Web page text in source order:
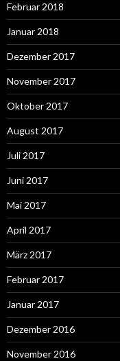
Februar 2018
Januar 2018
Dezember 2017
November 2017
Oktober 2017
August 2017
Juli 2017
Juni 2017
Mai 2017
April 2017
März 2017
Februar 2017
Januar 2017
Dezember 2016
November 2016